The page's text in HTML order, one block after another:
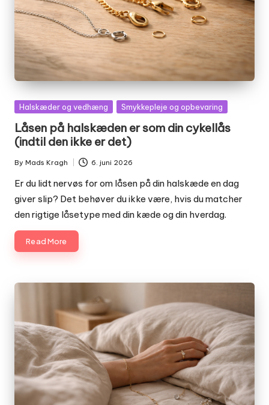
Posted
Halskæder og vedhæng Smykkepleje og opbevaring
Låsen på halskæden er som din cykellås
(indtil den ikke er det)
Posted
by
By Mads Kragh 6. juni 2026
Er du lidt nervøs for om låsen på din halskæde en dag
giver slip? Det behøver du ikke være, hvis du matcher
den rigtige låsetype med din kæde og din hverdag.
Read More